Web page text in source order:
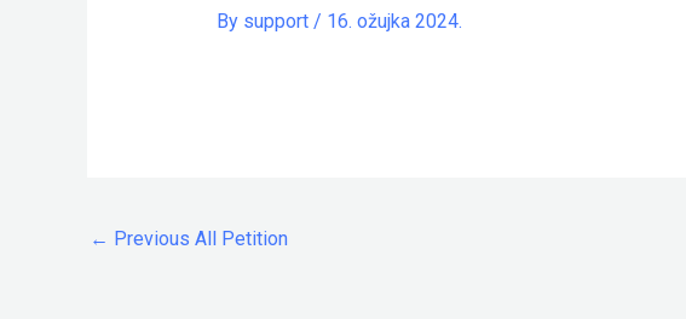
By support / 16. ožujka 2024.
← Previous All Petition